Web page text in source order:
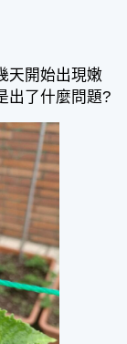
天開始出現嫩
出了什麼問題?